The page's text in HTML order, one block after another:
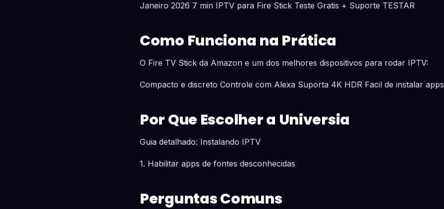
Janeiro 2026 7 min IPTV para Fire Stick Teste Gratis + Suporte TESTAR
Como Funciona na Prática
O Fire TV Stick da Amazon e um dos melhores dispositivos para rodar IPTV:
Compacto e discreto Controle com Alexa Suporta 4K HDR Facil de instalar apps
Por Que Escolher a Universia
Guia detalhado: Instalando IPTV
1. Habilitar apps de fontes desconhecidas
Perguntas Comuns